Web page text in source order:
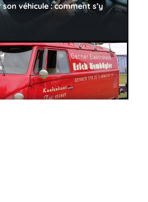
son véhicule : comment s’y